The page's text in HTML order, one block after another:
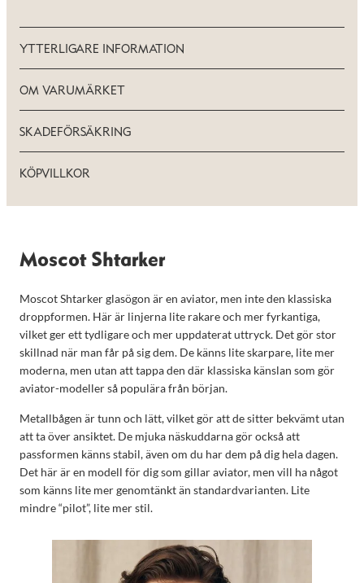
YTTERLIGARE INFORMATION
OM VARUMÄRKET
SKADEFÖRSÄKRING
KÖPVILLKOR
Moscot Shtarker
Moscot Shtarker glasögon är en aviator, men inte den klassiska
droppformen. Här är linjerna lite rakare och mer fyrkantiga,
vilket ger ett tydligare och mer uppdaterat uttryck. Det gör stor
skillnad när man får på sig dem. De känns lite skarpare, lite mer
moderna, men utan att tappa den där klassiska känslan som gör
aviator-modeller så populära från början.
Metallbågen är tunn och lätt, vilket gör att de sitter bekvämt utan
att ta över ansiktet. De mjuka näskuddarna gör också att
passformen känns stabil, även om du har dem på dig hela dagen.
Det här är en modell för dig som gillar aviator, men vill ha något
som känns lite mer genomtänkt än standardvarianten. Lite
mindre “pilot”, lite mer stil.